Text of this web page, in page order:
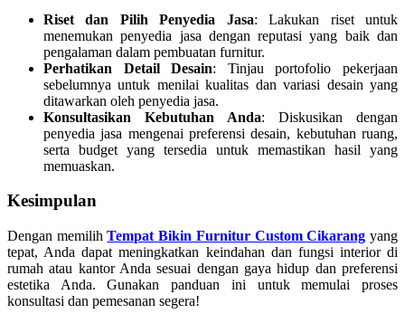
Riset dan Pilih Penyedia Jasa: Lakukan riset untuk
menemukan penyedia jasa dengan reputasi yang baik dan
pengalaman dalam pembuatan furnitur.
Perhatikan Detail Desain: Tinjau portofolio pekerjaan
sebelumnya untuk menilai kualitas dan variasi desain yang
ditawarkan oleh penyedia jasa.
Konsultasikan Kebutuhan Anda: Diskusikan dengan
penyedia jasa mengenai preferensi desain, kebutuhan ruang,
serta budget yang tersedia untuk memastikan hasil yang
memuaskan.
Kesimpulan
Dengan memilihTempat Bikin Furnitur Custom Cikarang yang
tepat, Anda dapat meningkatkan keindahan dan fungsi interior di
rumah atau kantor Anda sesuai dengan gaya hidup dan preferensi
estetika Anda. Gunakan panduan ini untuk memulai proses
konsultasi dan pemesanan segera!